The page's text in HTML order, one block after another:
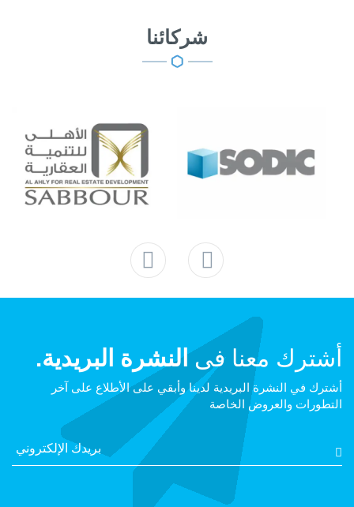
شركائنا
أشترك معنا فىالنشرة البريدية.
أشترك في النشرة البريدية لدينا وأبقي على الأطلاع على آخر
التطورات والعروض الخاصة